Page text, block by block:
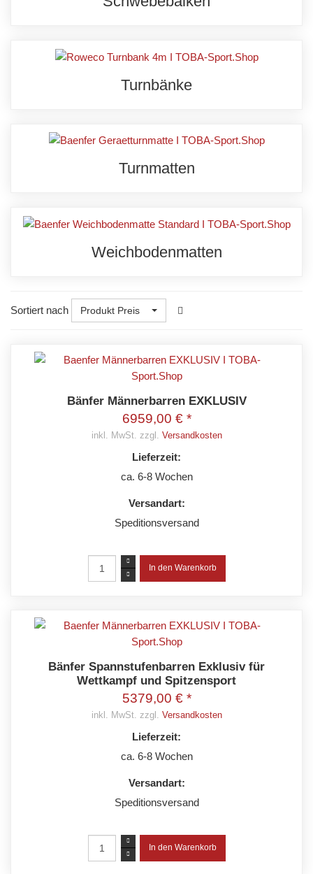
Turnbänke
Turnmatten
Weichbodenmatten
Sortiert nach Produkt Preis
Bänfer Männerbarren EXKLUSIV
6959,00 € *
inkl. MwSt. zzgl. Versandkosten
Lieferzeit:
ca. 6-8 Wochen
Versandart:
Speditionsversand
Bänfer Spannstufenbarren Exklusiv für
Wettkampf und Spitzensport
5379,00 € *
inkl. MwSt. zzgl. Versandkosten
Lieferzeit:
ca. 6-8 Wochen
Versandart:
Speditionsversand